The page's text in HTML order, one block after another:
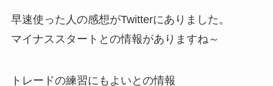
早速使った人の感想がTwitterにありました。
マイナススタートとの情報がありますね～
トレードの練習にもよいとの情報